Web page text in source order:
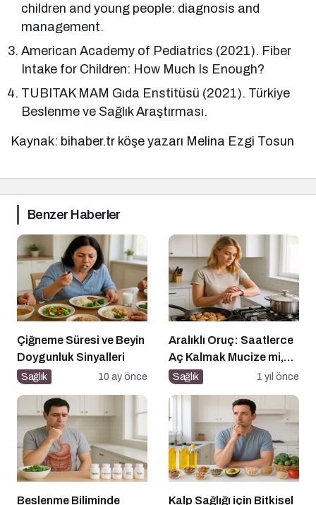
children and young people: diagnosis and
management.
American Academy of Pediatrics (2021). Fiber
Intake for Children: How Much Is Enough?
TUBITAK MAM Gıda Enstitüsü (2021). Türkiye
Beslenme ve Sağlık Araştırması.
Kaynak: bihaber.tr köşe yazarı Melina Ezgi Tosun
Benzer Haberler
Çiğneme Süresi ve Beyin
Doygunluk Sinyalleri
Sağlık 10 ay önce
Aralıklı Oruç: Saatlerce
Aç Kalmak Mucize mi,
Geçici Bir Trend Mi?
Sağlık 1 yıl önce
Beslenme Biliminde Kalp Sağlığı için Bitkisel